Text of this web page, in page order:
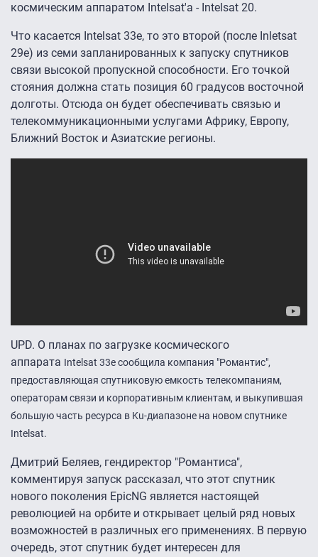
космическим аппаратом Intelsat'а - Intelsat 20.
Что касается Intelsat 33e, то это второй (после Inletsat
29e) из семи запланированных к запуску спутников
связи высокой пропускной способности. Его точкой
стояния должна стать позиция 60 градусов восточной
долготы. Отсюда он будет обеспечивать связью и
телекоммуникационными услугами Африку, Европу,
Ближний Восток и Азиатские регионы.
UPD. О планах по загрузке космического
аппарата Intelsat 33e сообщила компания "Романтис",
предоставляющая спутниковую емкость телекомпаниям,
операторам связи и корпоративным клиентам, и выкупившая
большую часть ресурса в Ku-диапазоне на новом спутнике
Intelsat.
Дмитрий Беляев, гендиректор "Романтиса",
комментируя запуск рассказал, что этот спутник
нового поколения EpicNG является настоящей
революцией на орбите и открывает целый ряд новых
возможностей в различных его применениях. В первую
очередь, этот спутник будет интересен для